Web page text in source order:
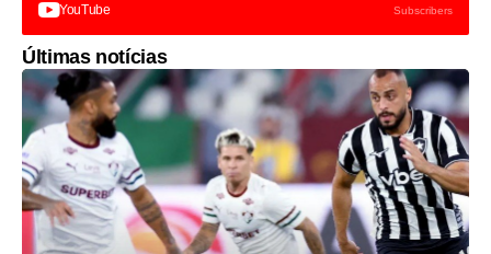
YouTube Subscribers
Últimas notícias